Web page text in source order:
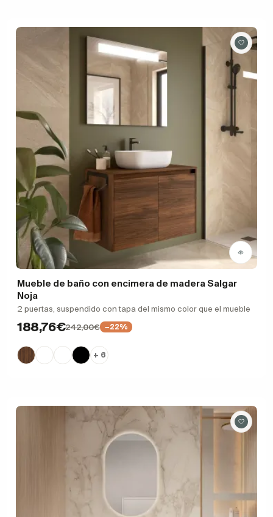
Mueble de baño con encimera de madera Salgar
Noja
2 puertas, suspendido con tapa del mismo color que el mueble
188,76€242,00€ −22%
+ 6